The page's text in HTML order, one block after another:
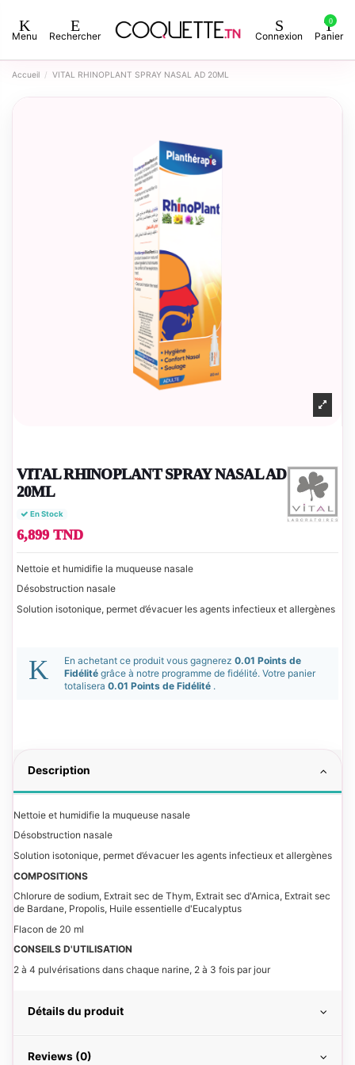
Menu Rechercher Connexion
0
Panier
Accueil VITAL RHINOPLANT SPRAY NASAL AD 20ML
VITAL RHINOPLANT SPRAY NASAL AD
20ML
En Stock
6,899 TND
Nettoie et humidifie la muqueuse nasale
Désobstruction nasale
Solution isotonique, permet d’évacuer les agents infectieux et allergènes
En achetant ce produit vous gagnerez 0.01 Points de
Fidélité grâce à notre programme de fidélité. Votre panier
totalisera 0.01 Points de Fidélité .
Description
Nettoie et humidifie la muqueuse nasale
Désobstruction nasale
Solution isotonique, permet d’évacuer les agents infectieux et allergènes
COMPOSITIONS
Chlorure de sodium, Extrait sec de Thym, Extrait sec d'Arnica, Extrait sec
de Bardane, Propolis, Huile essentielle d'Eucalyptus
Flacon de 20 ml
CONSEILS D'UTILISATION
2 à 4 pulvérisations dans chaque narine, 2 à 3 fois par jour
Détails du produit
Reviews (0)